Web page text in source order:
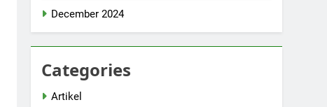
December 2024
Categories
Artikel